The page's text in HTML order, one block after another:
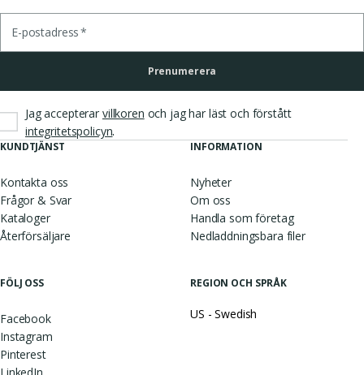
E-postadress*
Prenumerera
Jag accepterar villkoren och jag har läst och förstått
integritetspolicyn.
KUNDTJÄNST
Kontakta oss
Frågor & Svar
Kataloger
Återförsäljare
INFORMATION
Nyheter
Om oss
Handla som företag
Nedladdningsbara filer
FÖLJ OSS
Facebook
Instagram
Pinterest
REGION OCH SPRÅK
US - Swedish